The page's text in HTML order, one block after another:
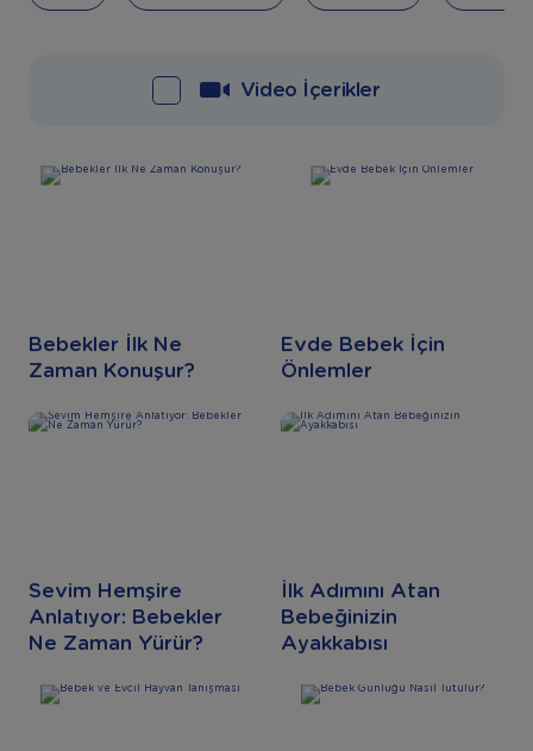
Video İçerikler
Bebekler İlk Ne
Zaman Konuşur?
Evde Bebek İçin
Önlemler
Sevim Hemşire
Anlatıyor: Bebekler
Ne Zaman Yürür?
İlk Adımını Atan
Bebeğinizin
Ayakkabısı